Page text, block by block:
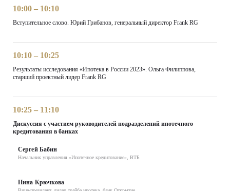
10:00 – 10:10
Вступительное слово. Юрий Грибанов, генеральный директор Frank RG
10:10 – 10:25
Результаты исследования «Ипотека в России 2023». Ольга Филиппова,
старший проектный лидер Frank RG
10:25 – 11:10
Дискуссия с участием руководителей подразделений ипотечного
кредитования в банках
Сергей Бабин
Начальник управления «Ипотечное кредитование», ВТБ
Нина Крючкова